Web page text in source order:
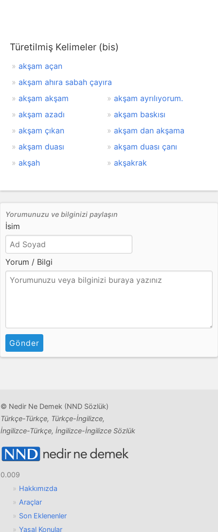
Türetilmiş Kelimeler (bis)
akşam açan
akşam ahıra sabah çayıra
akşam akşam
akşam ayrılıyorum.
akşam azadı
akşam baskısı
akşam çıkan
akşam dan akşama
akşam duası
akşam duası çanı
akşah
akşakrak
Yorumunuzu ve bilginizi paylaşın
İsim
Yorum / Bilgi
Gönder
© Nedir Ne Demek (NND Sözlük)
Türkçe-Türkçe, Türkçe-İngilizce,
İngilizce-Türkçe, İngilizce-İngilizce Sözlük
0.009
Hakkımızda
Araçlar
Son Eklenenler
Yasal Konular